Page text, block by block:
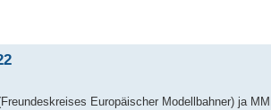
Europäischer Modellbahner) ja